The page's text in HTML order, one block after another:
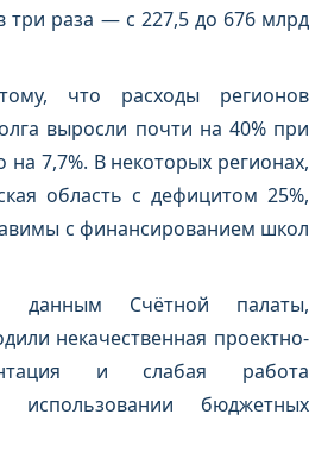
три раза — с 227,5 до 676 млрд
что расходы регионов
выросли почти на 40% при
на 7,7%. В некоторых регионах,
область с дефицитом 25%,
с финансированием школ
Счётной палаты,
некачественная проектно-
и слабая работа
использовании бюджетных